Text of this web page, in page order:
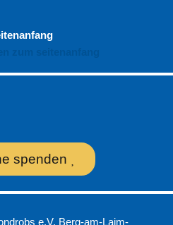
spenden
e.V. Berg-am-Laim-